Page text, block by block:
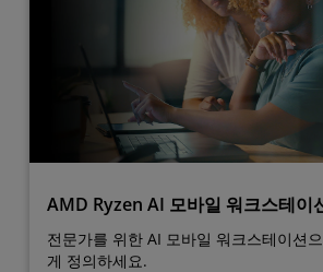
AMD Ryzen AI 모바일 워크스테이
전문가를 위한 AI 모바일 워크스테이션
게 정의하세요.